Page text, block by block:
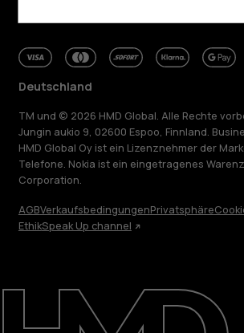
Reparieren, wiederverwenden,
Nachhaltigkeit
Deutschland
TM und © 2026 HMD Global. Alle Rechte
Jungin aukio 9, 02600 Espoo, Finnland.
HMD Global Oy ist ein Lizenznehmer der
Telefone. Nokia ist ein eingetragenes
Corporation.
AGBVerkaufsbedingungenPrivatsphäre
EthikSpeak Up channel